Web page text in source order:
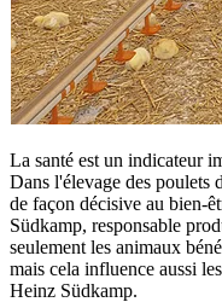
La santé est un indicateur
Dans l'élevage des poulets
de façon décisive au bien-
Südkamp, responsable
seulement les animaux
mais cela influence aussi
Heinz Südkamp.